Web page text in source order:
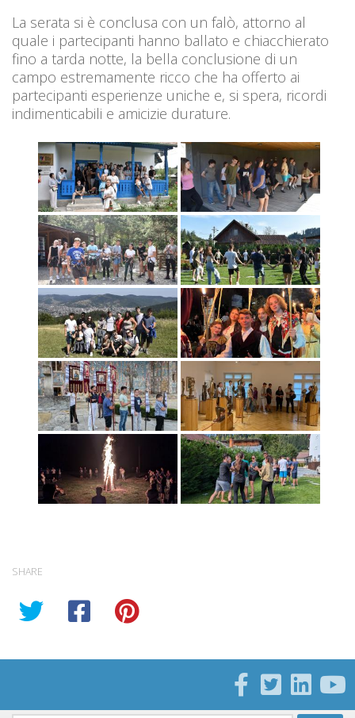
La serata si è conclusa con un falò, attorno al
quale i partecipanti hanno ballato e chiacchierato
fino a tarda notte, la bella conclusione di un
campo estremamente ricco che ha offerto ai
partecipanti esperienze uniche e, si spera, ricordi
indimenticabili e amicizie durature.
SHARE